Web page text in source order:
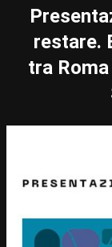
restare.
tra